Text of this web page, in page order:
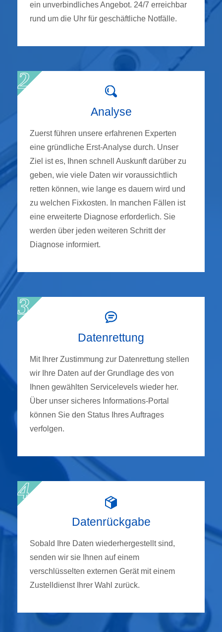
ein unverbindliches Angebot. 24/7 erreichbar
rund um die Uhr für geschäftliche Notfälle.
Analyse
Zuerst führen unsere erfahrenen Experten
eine gründliche Erst-Analyse durch. Unser
Ziel ist es, Ihnen schnell Auskunft darüber zu
geben, wie viele Daten wir voraussichtlich
retten können, wie lange es dauern wird und
zu welchen Fixkosten. In manchen Fällen ist
eine erweiterte Diagnose erforderlich. Sie
werden über jeden weiteren Schritt der
Diagnose informiert.
Datenrettung
Mit Ihrer Zustimmung zur Datenrettung stellen
wir Ihre Daten auf der Grundlage des von
Ihnen gewählten Servicelevels wieder her.
Über unser sicheres Informations-Portal
können Sie den Status Ihres Auftrages
verfolgen.
Datenrückgabe
Sobald Ihre Daten wiederhergestellt sind,
senden wir sie Ihnen auf einem
verschlüsselten externen Gerät mit einem
Zustelldienst Ihrer Wahl zurück.